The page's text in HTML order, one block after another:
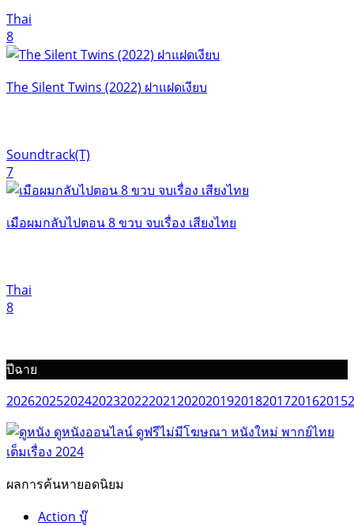
Thai
8
The Silent Twins (2022) ฝาแฝดเงียบ
Soundtrack(T)
7
เมือผมกลับไปตอน 8 ขวบ จบเรื่อง เสียงไทย
Thai
8
ปีฉาย
202620252024202320222021202020192018201720162015
ผลการค้นหายอดนิยม
Action บู๊